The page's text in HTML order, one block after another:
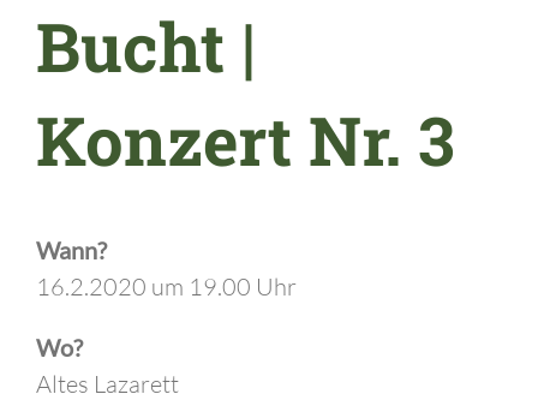
Bucht |
Konzert Nr. 3
Wann?
16.2.2020 um 19.00 Uhr
Wo?
Altes Lazarett